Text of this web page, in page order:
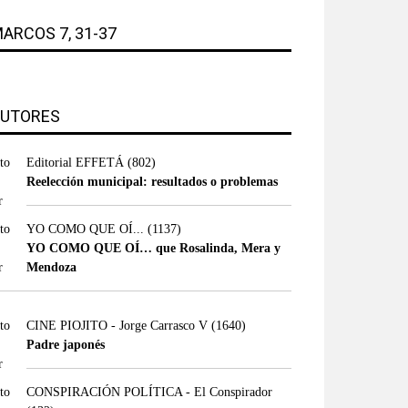
7, 31-37
Editorial EFFETÁ (802)
Reelección municipal: resultados o problemas
YO COMO QUE OÍ...
(1137)
YO COMO QUE OÍ… que Rosalinda, Mera y
Mendoza
CINE PIOJITO - Jorge Carrasco V (1640)
Padre japonés
CONSPIRACIÓN POLÍTICA - El Conspirador